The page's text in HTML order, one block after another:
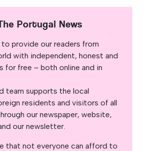
Portugal News
provide our readers from
with independent, honest and
for free – both online and in
team supports the local
residents and visitors of all
our newspaper, website,
our newsletter.
that not everyone can afford to